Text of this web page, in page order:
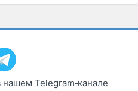
Telegram‑канале